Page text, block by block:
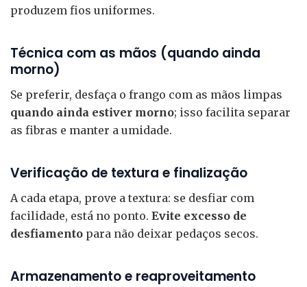
produzem fios uniformes.
Técnica com as mãos (quando ainda
morno)
Se preferir, desfaça o frango com as mãos limpas
quando ainda estiver morno; isso facilita separar
as fibras e manter a umidade.
Verificação de textura e finalização
A cada etapa, prove a textura: se desfiar com
facilidade, está no ponto. Evite excesso de
desfiamento para não deixar pedaços secos.
Armazenamento e reaproveitamento